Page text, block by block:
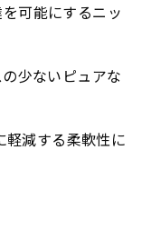
可能にするニッ
少ないピュアな
軽減する柔軟性に